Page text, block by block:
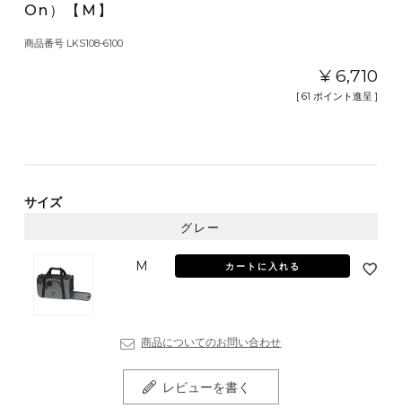
On）【M】
商品番号 LKS108-6100
¥ 6,710
[ 61 ポイント進呈 ]
サイズ
グレー
M カートに入れる
商品についてのお問い合わせ
レビューを書く